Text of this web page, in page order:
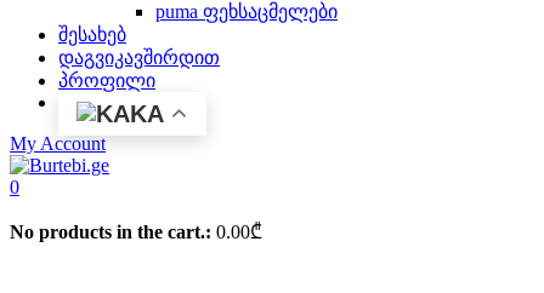
puma ფეხსაცმელები
შესახებ
დაგვიკავშირდით
პროფილი
KA
My Account
0
No products in the cart.: 0.00₾